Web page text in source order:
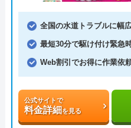
全国の水道トラブルに幅
最短30分で駆け付け緊急
Web割引でお得に作業依
公式サイトで
料金詳細を見る